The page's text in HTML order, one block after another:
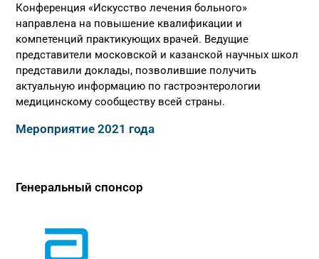
Конференция «Искусство лечения больного»
направлена на повышение квалификации и
компетенций практикующих врачей. Ведущие
представители московской и казанской научных школ
представили доклады, позволившие получить
актуальную информацию по гастроэнтерологии
медицинскому сообществу всей страны.
Мероприятие 2021 года
Генеральный спонсор